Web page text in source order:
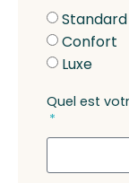
Standard
Confort
Luxe
Quel est